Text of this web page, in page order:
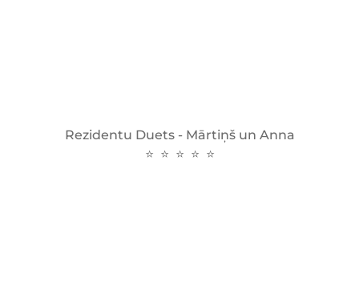
Rezidentu Duets - Mārtiņš un Anna
⭐ ⭐ ⭐ ⭐ ⭐